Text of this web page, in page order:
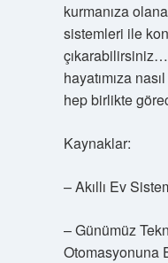
kurmanıza
sistemleri ile
çıkarabilirsiniz…
hayatımıza
hep birlikte
Kaynaklar:
– Akıllı Ev
– Günümüz
Otomasyonuna